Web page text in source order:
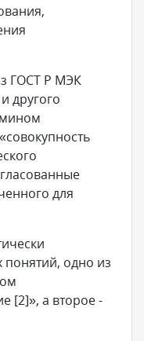
ГОСТ Р МЭК
другого
для
понятий, одно из
[2]», а второе -